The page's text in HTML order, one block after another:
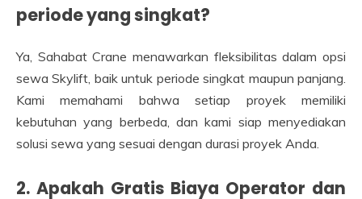
periode yang singkat?
Ya, Sahabat Crane menawarkan fleksibilitas dalam opsi
sewa Skylift, baik untuk periode singkat maupun panjang.
Kami memahami bahwa setiap proyek memiliki
kebutuhan yang berbeda, dan kami siap menyediakan
solusi sewa yang sesuai dengan durasi proyek Anda.
2. Apakah Gratis Biaya Operator dan